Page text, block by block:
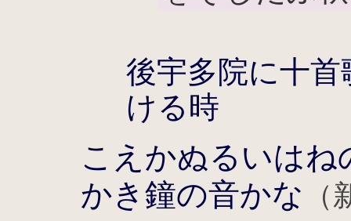
後宇多院に十
ける時
こえかぬるいは
かき鐘の音かな